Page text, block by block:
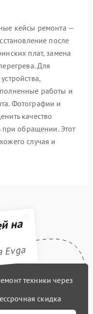
кейсы ремонта —
после
плат, замена
Для
работы и
Фотографии и
качество
при обращении. Этот
случая и
на
Evga
техники через
скидка